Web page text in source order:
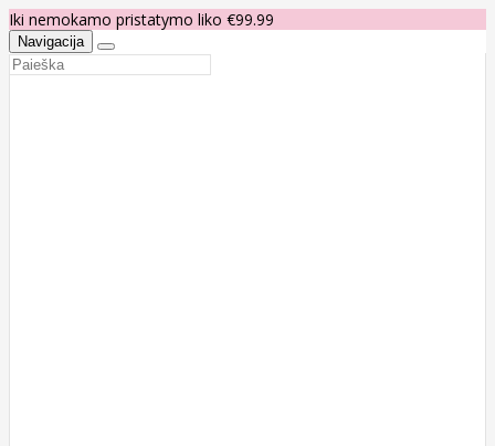
Iki nemokamo pristatymo liko €99.99
Navigacija